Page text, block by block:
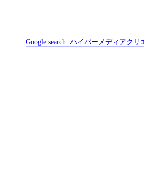
Google search:ハイパーメディアクリ